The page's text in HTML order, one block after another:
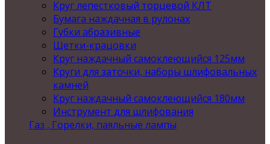
Круг лепестковый торцевой КЛТ
Бумага наждачная в рулонах
Губки абразивные
Щетки-крацовки
Круг наждачный самоклеющийся 125мм
Круги для заточки, наборы шлифовальных
камней
Круг наждачный самоклеющийся 180мм
Инструмент для шлифования
Газ , Горелки, паяльные лампы